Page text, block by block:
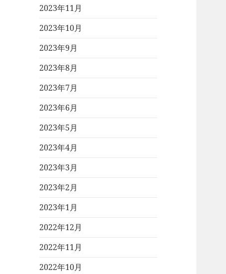
2023年11月
2023年10月
2023年9月
2023年8月
2023年7月
2023年6月
2023年5月
2023年4月
2023年3月
2023年2月
2023年1月
2022年12月
2022年11月
2022年10月